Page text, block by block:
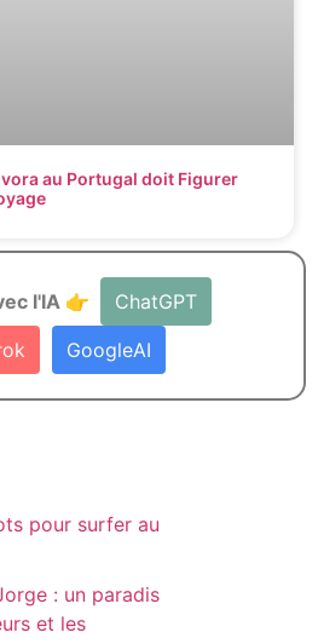
au Portugal doit Figurer
l'IA 👉
ChatGPT
GoogleAI
pour surfer au
: un paradis
et les